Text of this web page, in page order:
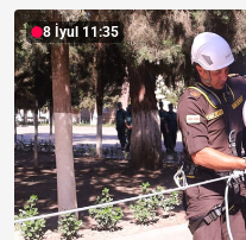
8 İyul 11:35